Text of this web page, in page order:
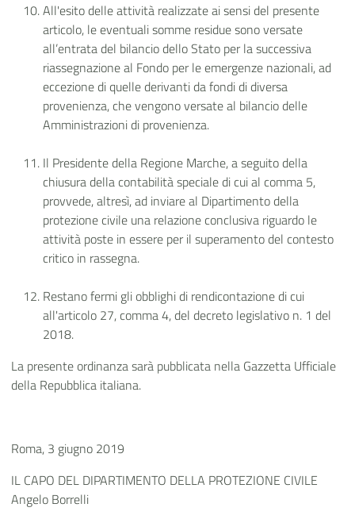
All'esito delle attività realizzate ai sensi del presente
articolo, le eventuali somme residue sono versate
all’entrata del bilancio dello Stato per la successiva
riassegnazione al Fondo per le emergenze nazionali, ad
eccezione di quelle derivanti da fondi di diversa
provenienza, che vengono versate al bilancio delle
Amministrazioni di provenienza.
Il Presidente della Regione Marche, a seguito della
chiusura della contabilità speciale di cui al comma 5,
provvede, altresì, ad inviare al Dipartimento della
protezione civile una relazione conclusiva riguardo le
attività poste in essere per il superamento del contesto
critico in rassegna.
Restano fermi gli obblighi di rendicontazione di cui
all'articolo 27, comma 4, del decreto legislativo n. 1 del
2018.
La presente ordinanza sarà pubblicata nella Gazzetta Ufficiale
della Repubblica italiana.
Roma, 3 giugno 2019
IL CAPO DEL DIPARTIMENTO DELLA PROTEZIONE CIVILE
Angelo Borrelli